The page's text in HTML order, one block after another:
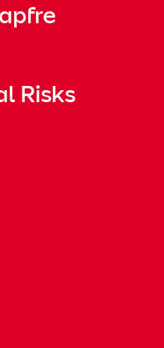
Risks